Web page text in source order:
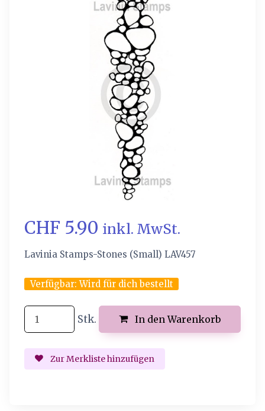
CHF 5.90 inkl. MwSt.
Lavinia Stamps-Stones (Small) LAV457
Verfügbar:Wird für dich bestellt
Stk. In den Warenkorb
Zur Merkliste hinzufügen